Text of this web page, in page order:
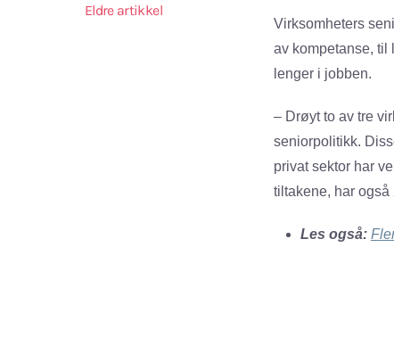
Eldre artikkel
Virksomheters
av kompetanse, til
lenger i jobben.
– Drøyt to av tre
seniorpolitikk.
privat sektor har
tiltakene, har også
Les også: